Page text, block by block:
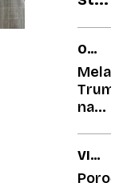
brez
Niste
edini
OB
Trump
v
Belo
VILA